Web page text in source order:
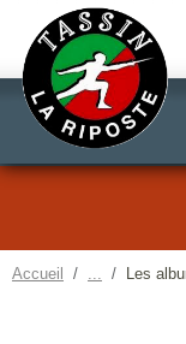
Accueil Les
Panneau de gestion